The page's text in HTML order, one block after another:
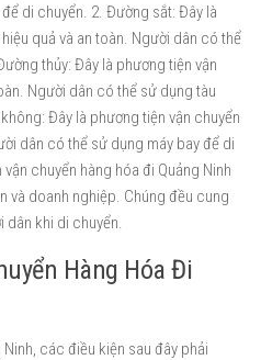
di chuyển. 2. Đường sắt: Đây là
quả và an toàn. Người dân có thể
thủy: Đây là phương tiện vận
Người dân có thể sử dụng tàu
Đây là phương tiện vận chuyển
dân có thể sử dụng máy bay để di
chuyển hàng hóa đi Quảng Ninh
và doanh nghiệp. Chúng đều cung
dân khi di chuyển.
Hàng Hóa Đi
các điều kiện sau đây phải